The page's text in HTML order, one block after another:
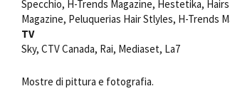
Specchio, H-Trends Magazine, Hestetika,
Magazine, Peluquerias Hair Stlyles, H-Trends
TV
Sky, CTV Canada, Rai, Mediaset, La7
Mostre di pittura e fotografia.